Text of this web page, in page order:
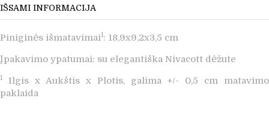
IŠSAMI INFORMACIJA
Piniginės išmatavimai1: 18,9x9,2x3,5 cm
Įpakavimo ypatumai: su elegantiška Nivacott dėžute
1
Ilgis x Aukštis x Plotis, galima +/- 0,5 cm matavimo
paklaida